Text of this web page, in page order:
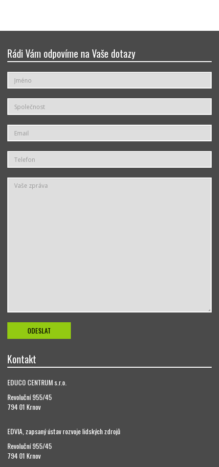
Rádi Vám odpovíme na Vaše dotazy
Kontakt
EDUCO CENTRUM s.r.o.
Revoluční 955/45
794 01 Krnov
EDVIA, zapsaný ústav rozvoje lidských zdrojů
Revoluční 955/45
794 01 Krnov